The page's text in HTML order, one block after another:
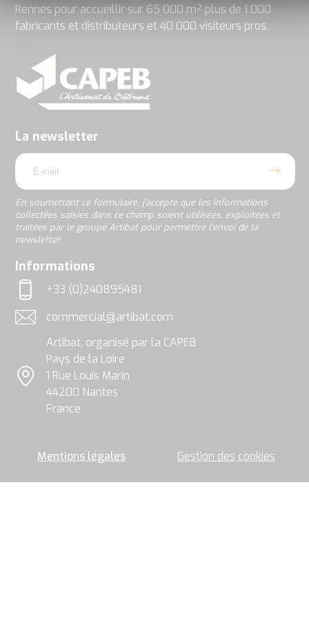
Rennes pour accueillir sur 65 000 m² plus de 1 000
fabricants et distributeurs et 40 000 visiteurs pros.
La newsletter
email
En soumettant ce formulaire, j’accepte que les informations
collectées saisies dans ce champ soient utilisées, exploitées et
traitées par le groupe Artibat pour permettre l’envoi de la
newsletter.
rgpd
En
soumettant
j’accepte
les
informations
dans
ce
champ
soient
exploitées
et
traitées
par
le
Artibat
permettre
l’envoi
Informations
Téléphone
+33 (0)240895481
Adresse email
commercial@artibat.com
Localisation
Artibat, organisé par la CAPEB
Pays de la Loire
1 Rue Louis Marin
44200 Nantes
France
Mentions légales Gestion des cookies